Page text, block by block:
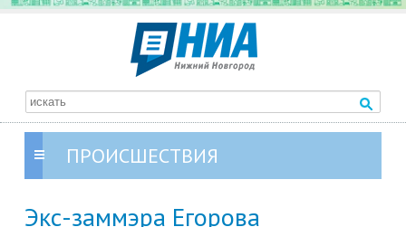
ПРОИСШЕСТВИЯ
Экс-заммэра Егорова